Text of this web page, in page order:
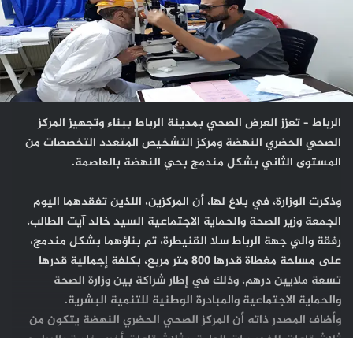
الرباط – تعزز العرض الصحي بمدينة الرباط ببناء وتجهيز المركز
الصحي الحضري النهضة ومركز التشخيص المتعدد التخصصات من
المستوى الثاني بشكل مندمج بحي النهضة بالعاصمة.
وذكرت الوزارة، في بلاغ لها، أن المركزين، اللذين تفقدهما اليوم
الجمعة وزير الصحة والحماية الاجتماعية السيد خالد آيت الطالب،
رفقة والي جهة الرباط سلا القنيطرة، تم بناؤهما بشكل مندمج،
على مساحة مغطاة قدرها 800 متر مربع، بكلفة إجمالية قدرها
تسعة ملايين درهم، وذلك في إطار شراكة بين وزارة الصحة
والحماية الاجتماعية والمبادرة الوطنية للتنمية البشرية.
وأضاف المصدر ذاته أن المركز الصحي الحضري النهضة يتكون من